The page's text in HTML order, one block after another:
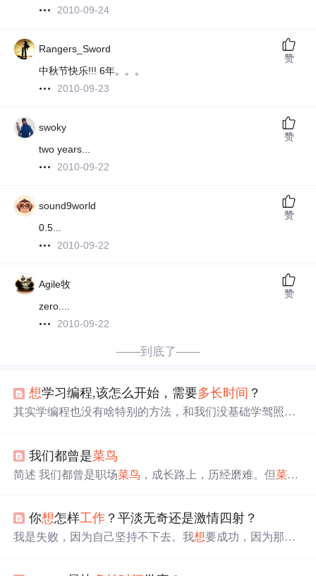
2010-09-24
Rangers_Sword
中秋节快乐!!! 6年。。。
2010-09-23
赞
swoky
two years...
2010-09-22
赞
sound9world
0.5...
2010-09-22
赞
Agile牧
zero....
2010-09-22
赞
——到底了——
想学习编程,该怎么开始，需要多长时间 ？
其实学编程也没有啥特别的方法，和我们没基础学驾照差
其它，开始之前也得先明确。也不用了解得非常具体，但
你得对你，即将全身心投入学习的，这门编程语言有个认
它的相通性，但每门语言也有它的局限性。这里咱们不讨
论谁是最好的编程语言，只谈谈谁是最适合你的语言。
我们都曾是菜鸟
简述 我们都曾是职场菜鸟 ，成长路上，历经磨难。但菜鸟
个人不管做什么，都会经历从“菜鸟-> 大虾 -> 老鸟”这样
的一个过程。不管别人怎么说，认真干好每一件事，你离
你想怎样工作 ？平淡无奇还是激情四射？
我是失败，因为自己坚持不下去。我想要成功，因为那才